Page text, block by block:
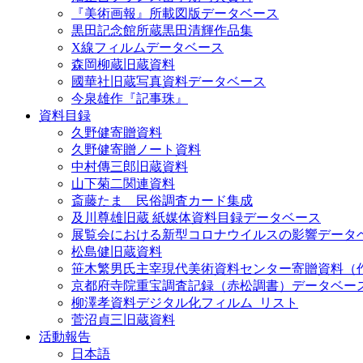
『美術画報』所載図版データベース
黒田記念館所蔵黒田清輝作品集
X線フィルムデータベース
森岡柳蔵旧蔵資料
國華社旧蔵写真資料データベース
今泉雄作『記事珠』
資料目録
久野健寄贈資料
久野健寄贈ノート資料
中村傳三郎旧蔵資料
山下菊二関連資料
斎藤たま 民俗調査カード集成
及川尊雄旧蔵 紙媒体資料目録データベース
展覧会における新型コロナウイルスの影響データ
松島健旧蔵資料
笹木繁男氏主宰現代美術資料センター寄贈資料（
京都府寺院重宝調査記録（赤松調書）データベー
柳澤孝資料デジタル化フィルム_リスト
菅沼貞三旧蔵資料
活動報告
日本語